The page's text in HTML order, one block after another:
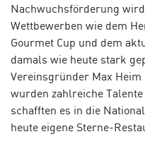
Nachwuchsförderung
Wettbewerben wie dem
Gourmet Cup und dem
damals wie heute stark
Vereinsgründer Max
wurden zahlreiche
schafften es in die
heute eigene Sterne-